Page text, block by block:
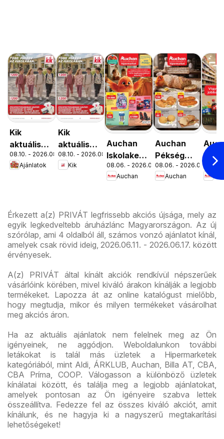
Kik
aktuális
akciós
újság
08.10. - 2026.08.16.
Ajánlatok
Kik
aktuális
akciós
újság
08.10. - 2026.08.16.
Kik
Auchan
Iskolakezdés
ajánlatok
08.06. - 2026.08.19.
Auchan
Auchan
Pékség
ajánlataink
08.06. - 2026.08.12.
Auchan
Érkezett a(z) PRIVÁT legfrissebb akciós újsága, mely az
egyik legkedveltebb áruházlánc Magyarországon. Az új
szórólap, ami 4 oldalból áll, számos vonzó ajánlatot kínál,
amelyek csak rövid ideig, 2026.06.11. - 2026.06.17. között
érvényesek.
A(z) PRIVÁT által kínált akciók rendkívül népszerűek
vásárlóink körében, mivel kiváló árakon kínálják a legjobb
termékeket. Lapozza át az online katalógust mielőbb,
hogy megtudja, mikor és milyen termékeket vásárolhat
meg akciós áron.
Ha az aktuális ajánlatok nem felelnek meg az Ön
igényeinek, ne aggódjon. Weboldalunkon további
letákokat is talál más üzletek a Hipermarketek
kategóriából, mint Aldi, ÁRKLUB, Auchan, Billa AT, CBA,
CBA Príma, COOP. Válogasson a különböző üzletek
kínálatai között, és találja meg a legjobb ajánlatokat,
amelyek pontosan az Ön igényeire szabva lettek
összeállítva. Fedezze fel az összes kiváló akciót, amit
kínálunk, és ne hagyja ki a nagyszerű megtakarítási
lehetőségeket!